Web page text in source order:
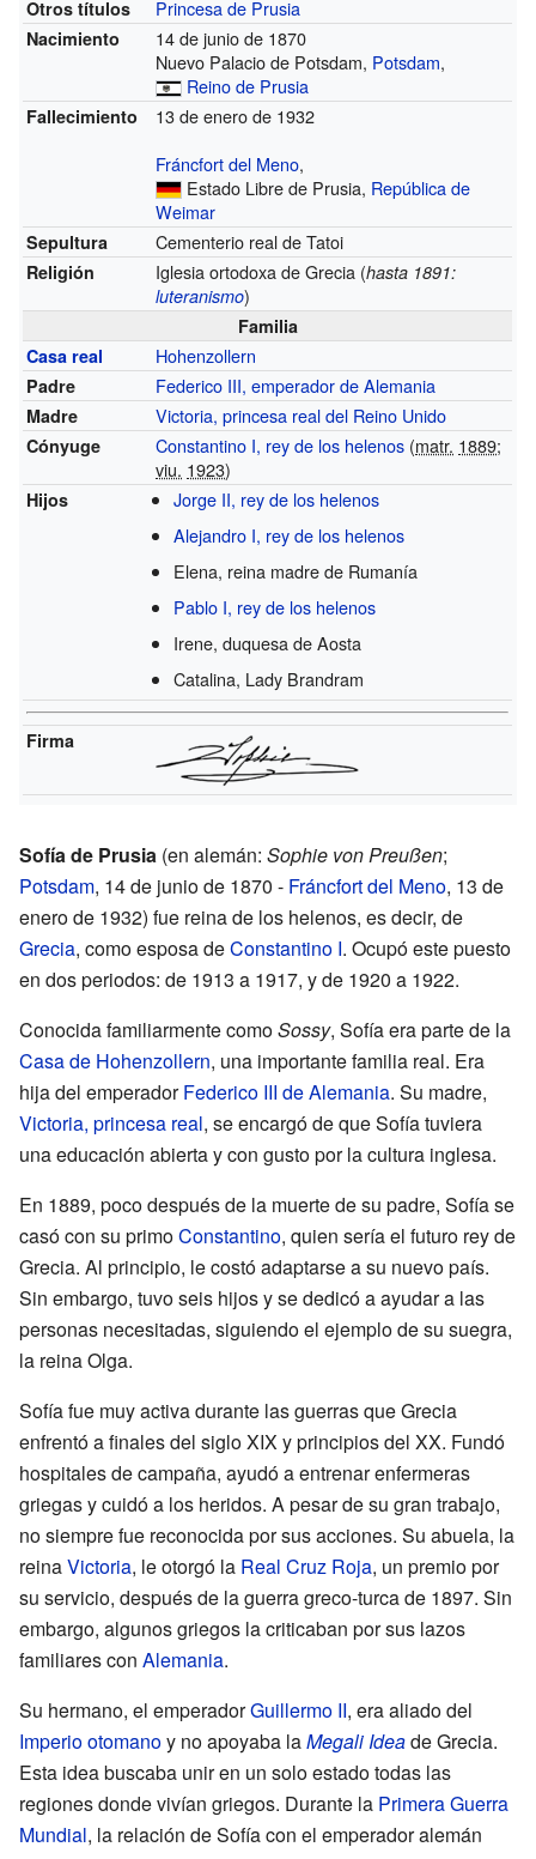
Otros títulos
Princesa de Prusia
Nacimiento
14 de junio de 1870
Nuevo Palacio de Potsdam, Potsdam,
Reino de Prusia
Fallecimiento
13 de enero de 1932
Fráncfort del Meno,
Estado Libre de Prusia, República de
Weimar
Sepultura Cementerio real de Tatoi
Religión Iglesia ortodoxa de Grecia (hasta 1891:
luteranismo)
Familia
Casa real
Hohenzollern
Padre Federico III, emperador de Alemania
Madre Victoria, princesa real del Reino Unido
Cónyuge Constantino I, rey de los helenos (matr. 1889;
viu. 1923)
Hijos
Jorge II, rey de los helenos
Alejandro I, rey de los helenos
Elena, reina madre de Rumanía
Pablo I, rey de los helenos
Irene, duquesa de Aosta
Catalina, Lady Brandram
Firma
Sofía de Prusia (en alemán: Sophie von Preußen;
Potsdam, 14 de junio de 1870 - Fráncfort del Meno, 13 de
enero de 1932) fue reina de los helenos, es decir, de
Grecia, como esposa deConstantino I. Ocupó este puesto
en dos periodos: de 1913 a 1917, y de 1920 a 1922.
Conocida familiarmente comoSossy, Sofía era parte de la
Casa de Hohenzollern, una importante familia real. Era
hija del emperadorFederico III de Alemania. Su madre,
Victoria, princesa real, se encargó de que Sofía tuviera
una educación abierta y con gusto por la cultura inglesa.
En 1889, poco después de la muerte de su padre, Sofía se
casó con su primoConstantino, quien sería el futuro rey de
Grecia. Al principio, le costó adaptarse a su nuevo país.
Sin embargo, tuvo seis hijos y se dedicó a ayudar a las
personas necesitadas, siguiendo el ejemplo de su suegra,
la reina Olga.
Sofía fue muy activa durante las guerras que Grecia
enfrentó a finales del siglo XIX y principios del XX. Fundó
hospitales de campaña, ayudó a entrenar enfermeras
griegas y cuidó a los heridos. A pesar de su gran trabajo,
no siempre fue reconocida por sus acciones. Su abuela, la
reinaVictoria, le otorgó la Real Cruz Roja, un premio por
su servicio, después de la guerra greco-turca de 1897. Sin
embargo, algunos griegos la criticaban por sus lazos
familiares con Alemania.
Su hermano, el emperadorGuillermo II, era aliado del
Imperio otomanoy no apoyaba laMegali Ideade Grecia.
Esta idea buscaba unir en un solo estado todas las
regiones donde vivían griegos. Durante la Primera Guerra
Mundial, la relación de Sofía con el emperador alemán